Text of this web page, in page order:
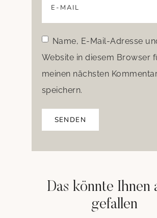
Name, E-Mail-Adresse
Website in diesem Browser
meinen nächsten
speichern.
Das könnte Ihnen
gefallen